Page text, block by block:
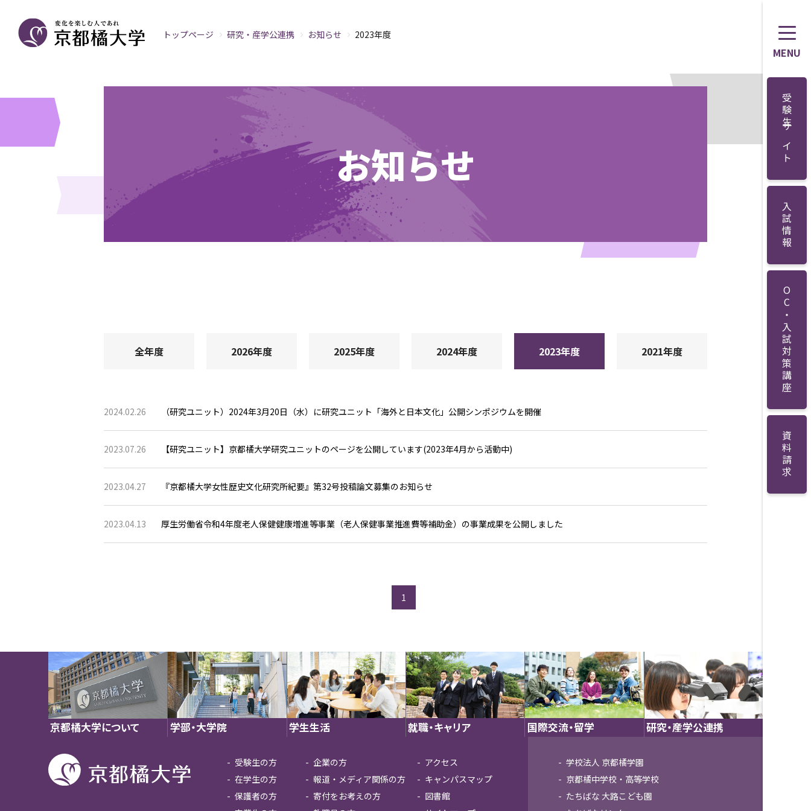
MENU
受験生サイト
入試情報
OC・入試対策講座
資料請求
トップページ 研究・産学公連携 お知らせ 2023年度
お知らせ
全年度 2026年度 2025年度 2024年度 2023年度 2021年度
2024.02.26 （研究ユニット）2024年3月20日（水）に研究ユニット「海外と日本文化」公開シンポジウムを開催
2023.07.26 【研究ユニット】京都橘大学研究ユニットのページを公開しています(2023年4月から活動中)
2023.04.27 『京都橘大学女性歴史文化研究所紀要』第32号投稿論文募集のお知らせ
2023.04.13 厚生労働省令和4年度老人保健健康増進等事業（老人保健事業推進費等補助金）の事業成果を公開しました
1
京都橘大学について 学部・大学院 学生生活 就職・キャリア 国際交流・留学 研究・産学公連携
受験生の方
在学生の方
保護者の方
企業の方
報道・メディア関係の方
寄付をお考えの方
アクセス
キャンパスマップ
図書館
学校法人 京都橘学園
京都橘中学校・高等学校
たちばな 大路こども園